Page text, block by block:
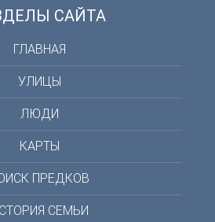
САЙТА
ГЛАВНАЯ
УЛИЦЫ
ЛЮДИ
КАРТЫ
ПРЕДКОВ
СЕМЬИ